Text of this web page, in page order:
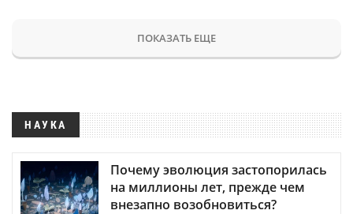
ПОКАЗАТЬ ЕЩЕ
НАУКА
Почему эволюция застопорилась
на миллионы лет, прежде чем
внезапно возобновиться?